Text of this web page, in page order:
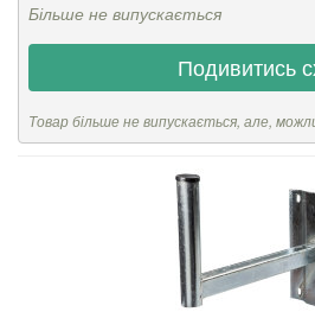
Більше не випускається
Подивитись
Товар більше не випускається, але,